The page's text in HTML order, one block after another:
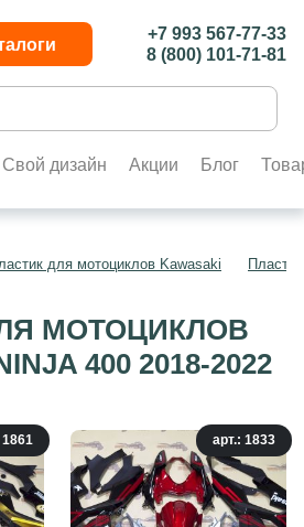
+7 993 567-77-33
8 (800) 101-71-81
Свой дизайн Акции Блог
для мотоциклов Kawasaki
МОТОЦИКЛОВ
400 2018-2022
1861 арт.: 1833